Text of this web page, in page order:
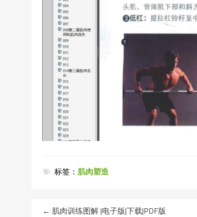
标签： 肌肉塑造
← 肌肉训练图解 |电子版|下载|PDF版